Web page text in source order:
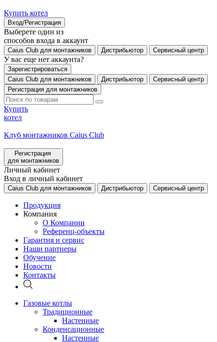
Купить котел
Вход/Регистрация
Выберете один из
способов входа в аккаунт
Caius Club для монтажников Дистрибьютор Сервисный центр
У вас еще нет аккаунта?
Зарегистрироваться
Caius Club для монтажников
Дистрибьютор
Сервисный центр
Регистрация для монтажников
Купить
котел
Клуб монтажников Caius Club
Регистрация
для монтажников
Личный кабинет
Вход в личный кабинет
Caius Club для монтажников Дистрибьютор Сервисный центр
Продукция
Компания
О Компании
Референц-объекты
Гарантия и сервис
Наши партнеры
Обучение
Новости
Контакты
Газовые котлы
Традиционные
Настенные
Конденсационные
Настенные